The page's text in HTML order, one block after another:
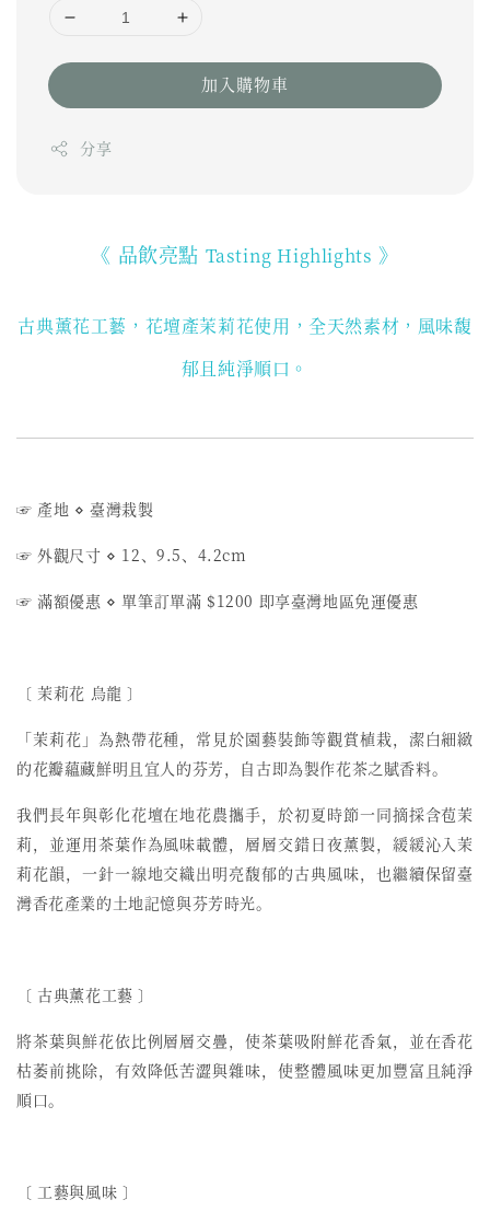
加入購物車
分享
《 品飲亮點 Tasting Highlights 》
古典薰花工藝，花壇產茉莉花使用 ，全天然素材，風味馥
郁且純淨順口。
☞ 產地 ⋄ 臺灣栽製
☞ 外觀尺寸 ⋄ 12、9.5、4.2cm
☞ 滿額優惠 ⋄單筆訂單滿 $1200 即享臺灣地區免運優惠
〔 茉莉花 烏龍 〕
「茉莉花」為熱帶花種，常見於園藝裝飾等觀賞植栽，潔白細緻
的花瓣蘊藏鮮明且宜人的芬芳，自古即為製作花茶之賦香料。
我們長年與彰化花壇在地花農攜手，於初夏時節一同摘採含苞茉
莉，並運用茶葉作為風味載體，層層交錯日夜薰製，緩緩沁入茉
莉花韻，一針一線地交織出明亮馥郁的古典風味，也繼續保留臺
灣香花產業的土地記憶與芬芳時光。
〔 古典薰花工藝〕
將茶葉與鮮花依比例層層交疊，使茶葉吸附鮮花香氣，並在香花
枯萎前挑除，有效降低苦澀與雜味，使整體風味更加豐富且純淨
順口。
〔 工藝與風味 〕